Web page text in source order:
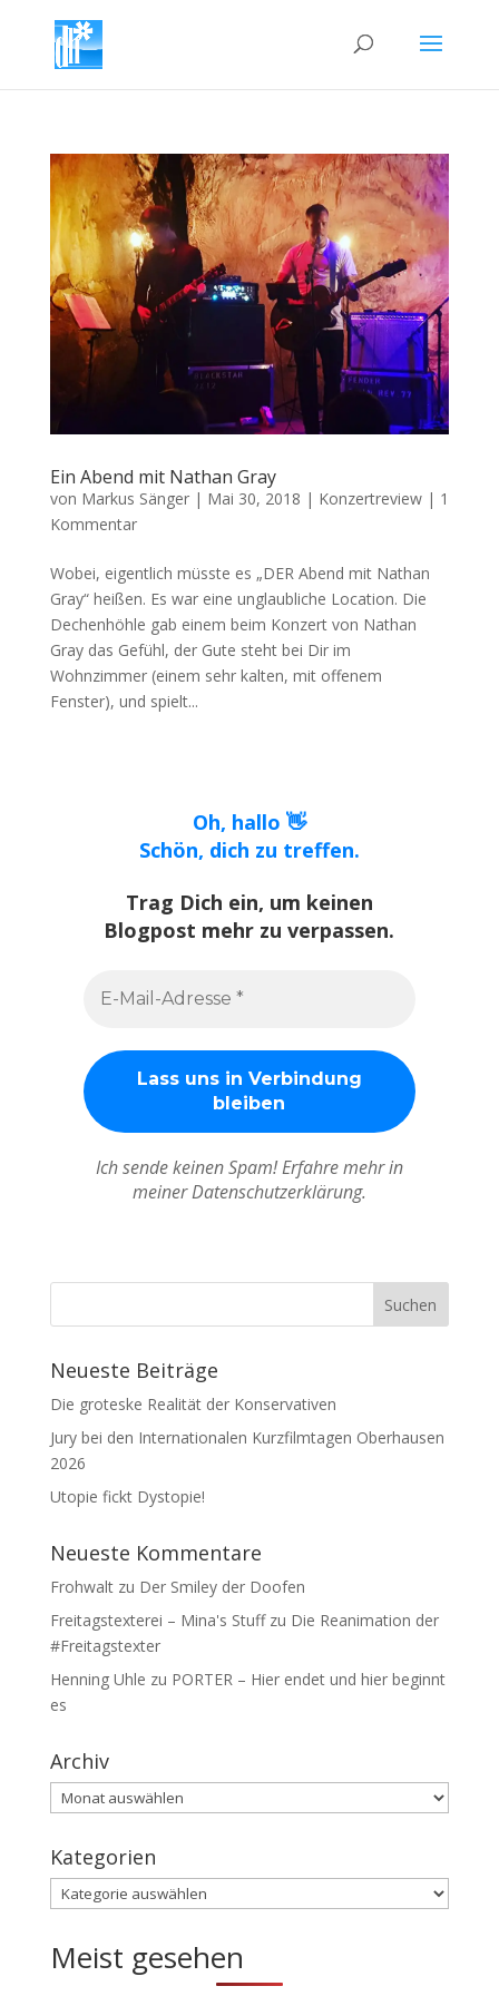
Ein Abend mit Nathan Gray
von Markus Sänger| Mai 30, 2018 | Konzertreview| 1
Kommentar
Wobei, eigentlich müsste es „DER Abend mit Nathan
Gray“ heißen. Es war eine unglaubliche Location. Die
Dechenhöhle gab einem beim Konzert von Nathan
Gray das Gefühl, der Gute steht bei Dir im
Wohnzimmer (einem sehr kalten, mit offenem
Fenster), und spielt...
Oh, hallo 👋
Schön, dich zu treffen.
Trag Dich ein, um keinen
Blogpost mehr zu verpassen.
Ich sende keinen Spam! Erfahre mehr in
meiner Datenschutzerklärung.
Neueste Beiträge
Die groteske Realität der Konservativen
Jury bei den Internationalen Kurzfilmtagen Oberhausen
2026
Utopie fickt Dystopie!
Neueste Kommentare
Frohwaltzu Der Smiley der Doofen
Freitagstexterei – Mina's Stuffzu Die Reanimation der
#Freitagstexter
Henning Uhle zu PORTER – Hier endet und hier beginnt
es
Archiv
Archiv
Kategorien
Kategorien
Meist gesehen